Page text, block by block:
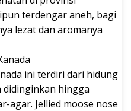
terdengar aneh, bagi
lezat dan aromanya
ini terdiri dari hidung
didinginkan hingga
agar. Jellied moose nose